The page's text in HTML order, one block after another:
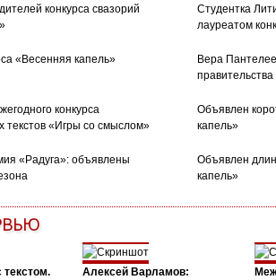
конкурса свазорий
Студентка
лауреатом
«Весенняя капель»
Вера
конкурса
текстов «Игры со смыслом»
Объявлен
капель»
«Радуга»: объявлены
Объявлен
капель»
текстом.
Алексей Варламов: